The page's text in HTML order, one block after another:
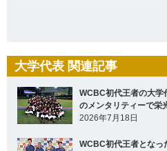
大学代表 関連記事
WCBC初代王者の大学
のメンタリティーで栄
2026年7月18日
WCBC初代王者となっ